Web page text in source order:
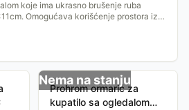
koje ima ukrasno brušenje ruba
Omogućava korišćenje prostora iza
Nema na stanju
Prohrom ormarić za
kupatilo sa ogledalom